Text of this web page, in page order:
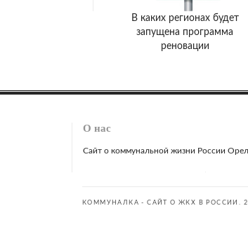
В каких регионах будет
запущена программа
реновации
О нас
Сайт о коммунальной жизни России
КОММУНАЛКА - САЙТ О ЖКХ В РОССИИ.